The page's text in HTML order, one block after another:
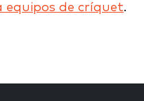
equipos de críquet.